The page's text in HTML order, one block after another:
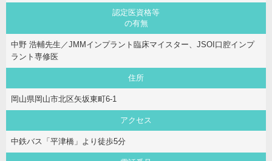
認定医資格等
の有無
中野 浩輔先生／JMMインプラント臨床マイスター、JSOI口腔インプ
ラント専修医
住所
岡山県岡山市北区矢坂東町6-1
アクセス
中鉄バス「平津橋」より徒歩5分